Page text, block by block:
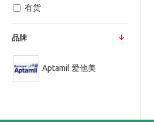
品牌
Aptamil 爱他美
有货